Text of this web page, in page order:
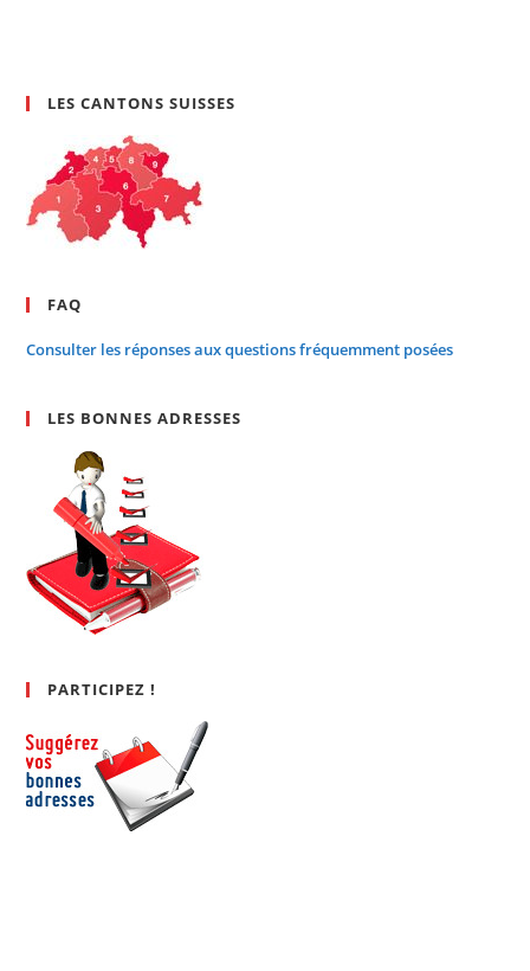
LES CANTONS SUISSES
FAQ
Consulter les réponses aux questions fréquemment posées
LES BONNES ADRESSES
PARTICIPEZ !